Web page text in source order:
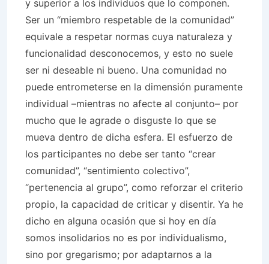
y superior a los individuos que lo componen.
Ser un “miembro respetable de la comunidad”
equivale a respetar normas cuya naturaleza y
funcionalidad desconocemos, y esto no suele
ser ni deseable ni bueno. Una comunidad no
puede entrometerse en la dimensión puramente
individual –mientras no afecte al conjunto– por
mucho que le agrade o disguste lo que se
mueva dentro de dicha esfera. El esfuerzo de
los participantes no debe ser tanto “crear
comunidad”, “sentimiento colectivo”,
“pertenencia al grupo”, como reforzar el criterio
propio, la capacidad de criticar y disentir. Ya he
dicho en alguna ocasión que si hoy en día
somos insolidarios no es por individualismo,
sino por gregarismo; por adaptarnos a la